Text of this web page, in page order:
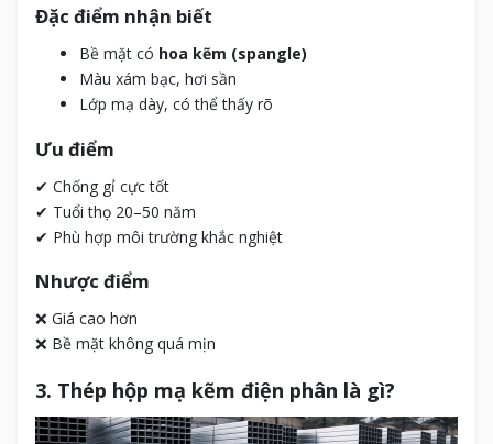
Đặc điểm nhận biết
Bề mặt có hoa kẽm (spangle)
Màu xám bạc, hơi sần
Lớp mạ dày, có thể thấy rõ
Ưu điểm
✔ Chống gỉ cực tốt
✔ Tuổi thọ 20–50 năm
✔ Phù hợp môi trường khắc nghiệt
Nhược điểm
❌ Giá cao hơn
❌ Bề mặt không quá mịn
3. Thép hộp mạ kẽm điện phân là gì?